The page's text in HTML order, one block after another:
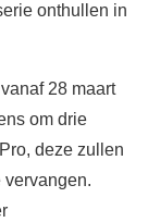
onthullen in
28 maart
om drie
deze zullen